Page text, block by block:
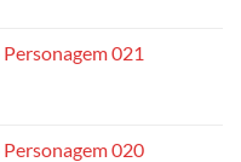
021
020